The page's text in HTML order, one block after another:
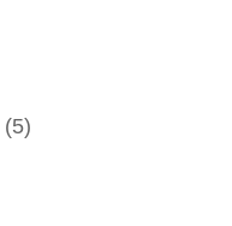
(5)